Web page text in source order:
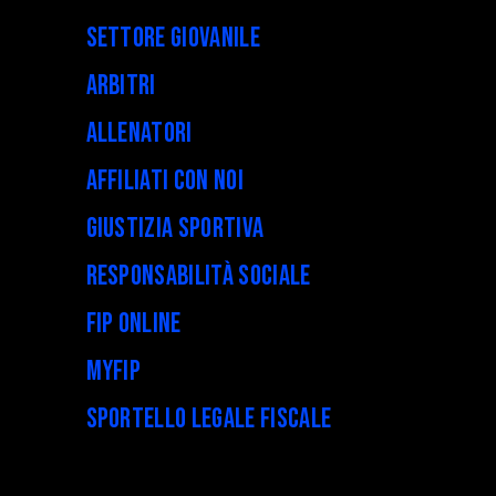
Settore Giovanile
Arbitri
Allenatori
Affiliati con noi
Giustizia Sportiva
Responsabilità Sociale
FIP Online
myFIP
Sportello legale fiscale